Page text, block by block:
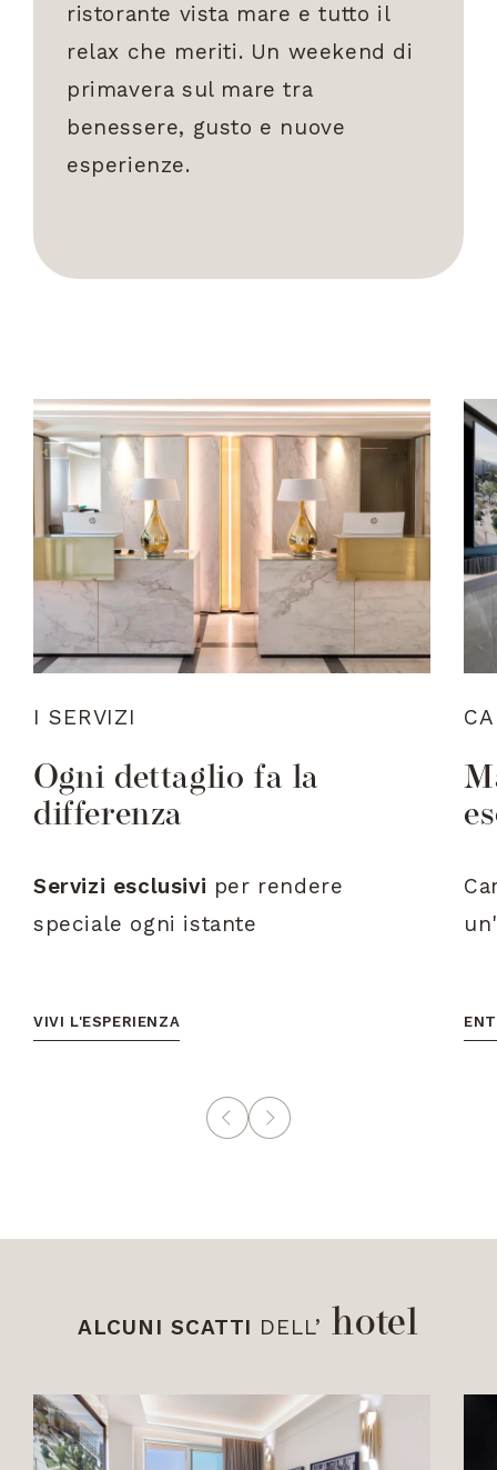
ristorante vista mare e tutto il
relax che meriti. Un weekend di
primavera sul mare tra
benessere, gusto e nuove
esperienze.
I SERVIZI
Ogni dettaglio fa la
differenza
Servizi esclusivi per rendere
speciale ogni istante
VIVI L'ESPERIENZA
ALCUNI SCATTI DELL’ hotel